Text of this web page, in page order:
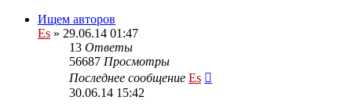
Ищем авторов
Es » 29.06.14 01:47
13 Ответы
56687 Просмотры
Последнее сообщение Es
30.06.14 15:42